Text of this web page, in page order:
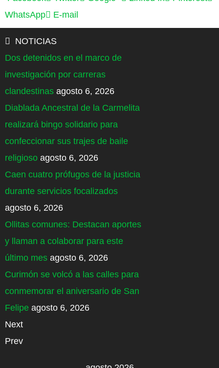
WhatsApp
E-mail
NOTICIAS
Dos detenidos en el marco de
investigación por carreras
clandestinas agosto 6, 2026
Diablada Ancestral de la Carmelita
realizará bingo solidario para
confeccionar sus trajes de baile
religioso agosto 6, 2026
Caen cuatro prófugos de la justicia
durante servicios focalizados
agosto 6, 2026
Ollitas comunes: Destacan aportes
y llaman a colaborar para este
último mes agosto 6, 2026
Curimón se volcó a las calles para
conmemorar el aniversario de San
Felipe agosto 6, 2026
Next
Prev